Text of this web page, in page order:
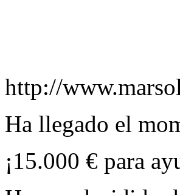
http://
Ha llegado el
¡15.000 € para